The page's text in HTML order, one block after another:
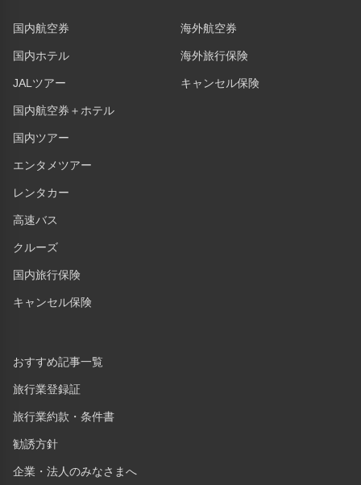
国内航空券
国内ホテル
JALツアー
国内航空券＋ホテル
国内ツアー
エンタメツアー
レンタカー
高速バス
クルーズ
国内旅行保険
キャンセル保険
海外航空券
海外旅行保険
キャンセル保険
おすすめ記事一覧
旅行業登録証
旅行業約款・条件書
勧誘方針
企業・法人のみなさまへ